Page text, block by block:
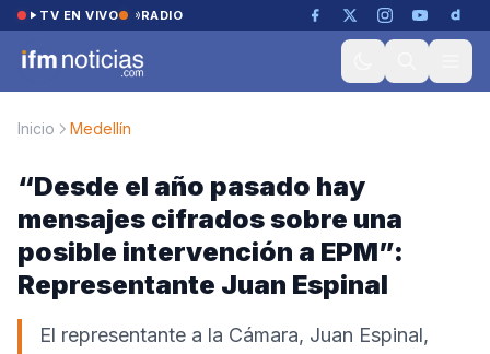
Saltar al contenido
TV EN VIVO RADIO
Inicio Medellín
“Desde el año pasado hay
mensajes cifrados sobre una
posible intervención a EPM”:
Representante Juan Espinal
El representante a la Cámara, Juan Espinal,